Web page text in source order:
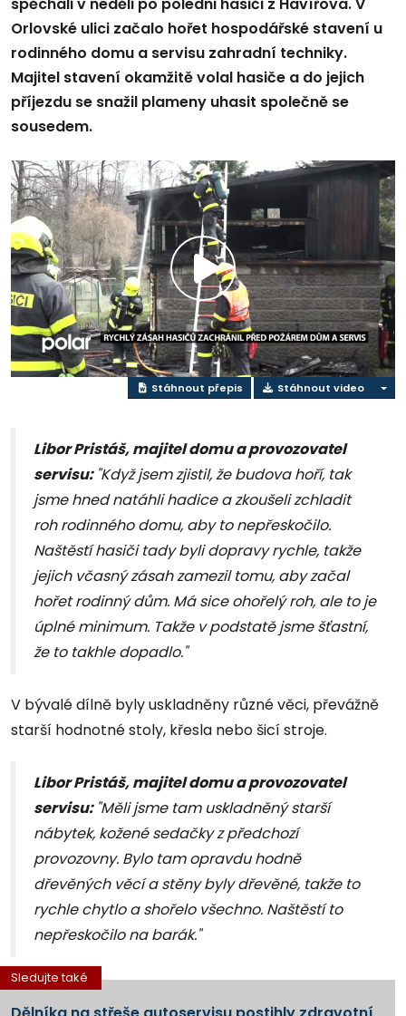
spěchali v neděli po poledni hasiči z Havířova. V
Orlovské ulici začalo hořet hospodářské stavení u
rodinného domu a servisu zahradní techniky.
Majitel stavení okamžitě volal hasiče a do jejich
příjezdu se snažil plameny uhasit společně se
sousedem.
Přehrát
video
Stáhnout přepis Stáhnout video
Libor Pristáš, majitel domu a provozovatel
servisu: "Když jsem zjistil, že budova hoří, tak
jsme hned natáhli hadice a zkoušeli zchladit
roh rodinného domu, aby to nepřeskočilo.
Naštěstí hasiči tady byli dopravy rychle, takže
jejich včasný zásah zamezil tomu, aby začal
hořet rodinný dům. Má sice ohořelý roh, ale to je
úplné minimum. Takže v podstatě jsme šťastní,
že to takhle dopadlo."
V bývalé dílně byly uskladněny různé věci, převážně
starší hodnotné stoly, křesla nebo šicí stroje.
Libor Pristáš, majitel domu a provozovatel
servisu: "Měli jsme tam uskladněný starší
nábytek, kožené sedačky z předchozí
provozovny. Bylo tam opravdu hodně
dřevěných věcí a stěny byly dřevěné, takže to
rychle chytlo a shořelo všechno. Naštěstí to
nepřeskočilo na barák."
Sledujte také